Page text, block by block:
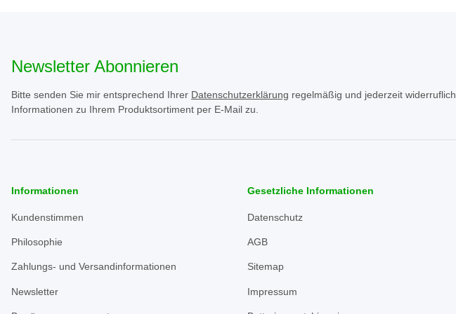
Newsletter Abonnieren
Bitte senden Sie mir entsprechend Ihrer Datenschutzerklärung regelmäßig und jederzeit widerruflich
Informationen zu Ihrem Produktsortiment per E-Mail zu.
Informationen
Kundenstimmen
Philosophie
Zahlungs- und Versandinformationen
Newsletter
Gesetzliche Informationen
Datenschutz
AGB
Sitemap
Impressum